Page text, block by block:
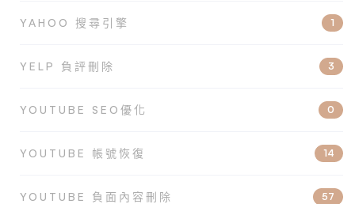
YAHOO 搜尋引擎 1
YELP 負評刪除 3
YOUTUBE SEO優化 0
YOUTUBE 帳號恢復 14
YOUTUBE 負面內容刪除 57